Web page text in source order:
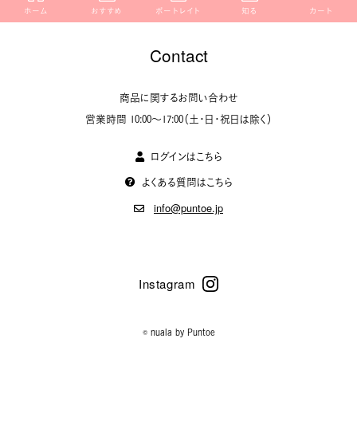
Contact
商品に関するお問い合わせ
営業時間 10:00〜17:00（土・日・祝日は除く）
ログインはこちら
よくある質問はこちら
info@puntoe.jp
© nuala by Puntoe
ホーム おすすめ ポートレイト 知る カート